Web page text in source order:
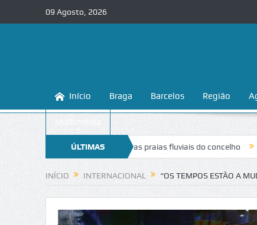
09 Agosto, 2026
Início Braga Barcelos Região
Multimédia
ÚLTIMAS
NOTÍCIAS
a conhecer e proteger as praias fluviais do concelho
INÍCIO INTERNACIONAL “OS TEMPOS ESTÃO A